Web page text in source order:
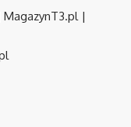
MagazynT3.pl |